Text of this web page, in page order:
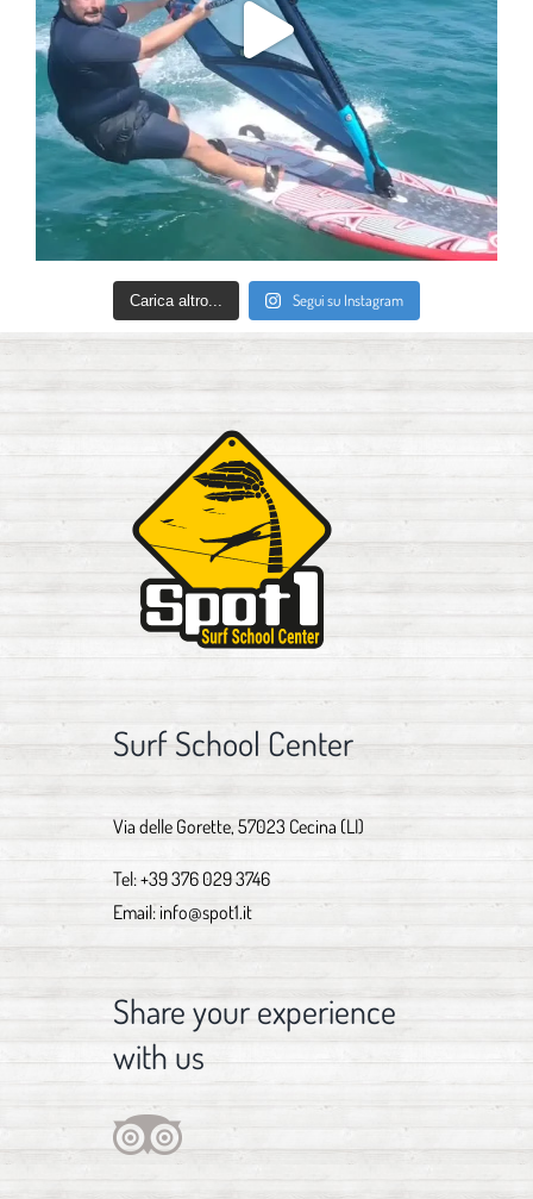
Carica altro... Segui su Instagram
Surf School Center
Via delle Gorette, 57023 Cecina (LI)
Tel:+39 376 029 3746
Email: info@spot1.it
Share your experience
with us